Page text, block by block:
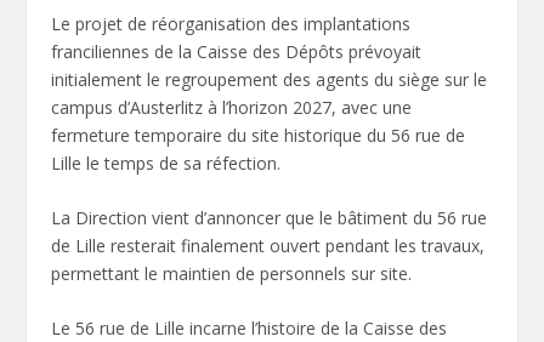
Le projet de réorganisation des implantations
franciliennes de la Caisse des Dépôts prévoyait
initialement le regroupement des agents du siège sur le
campus d’Austerlitz à l’horizon 2027, avec une
fermeture temporaire du site historique du 56 rue de
Lille le temps de sa réfection.
La Direction vient d’annoncer que le bâtiment du 56 rue
de Lille resterait finalement ouvert pendant les travaux,
permettant le maintien de personnels sur site.
Le 56 rue de Lille incarne l’histoire de la Caisse des